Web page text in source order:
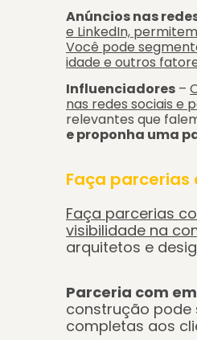
Anúncios nas
e LinkedIn,
Você pode
idade e outros
Influenciadores –
nas redes sociais e
relevantes que
e proponha uma
Faça parcerias
Faça parcerias
visibilidade na
arquitetos e
Parceria com
construção pode
completas aos